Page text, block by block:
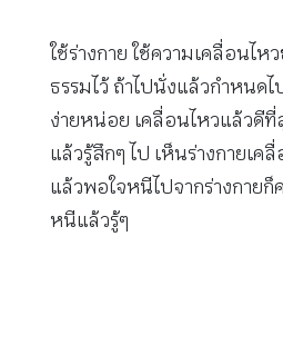
ใช้ร่างกาย ใช้ความเคลื่อนไห
ธรรมไว้ ถ้าไปนั่งแล้วกำหนด
ง่ายหน่อย เคลื่อนไหวแล้วดีที่
แล้วรู้สึกๆ ไป เห็นร่างกายเค
แล้วพอใจหนีไปจากร่างกาย
หนีแล้วรู้ๆ